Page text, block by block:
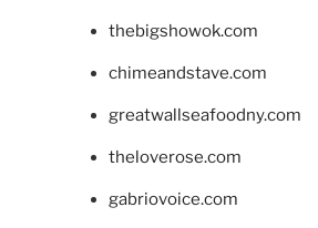
thebigshowok.com
chimeandstave.com
greatwallseafoodny.com
theloverose.com
gabriovoice.com